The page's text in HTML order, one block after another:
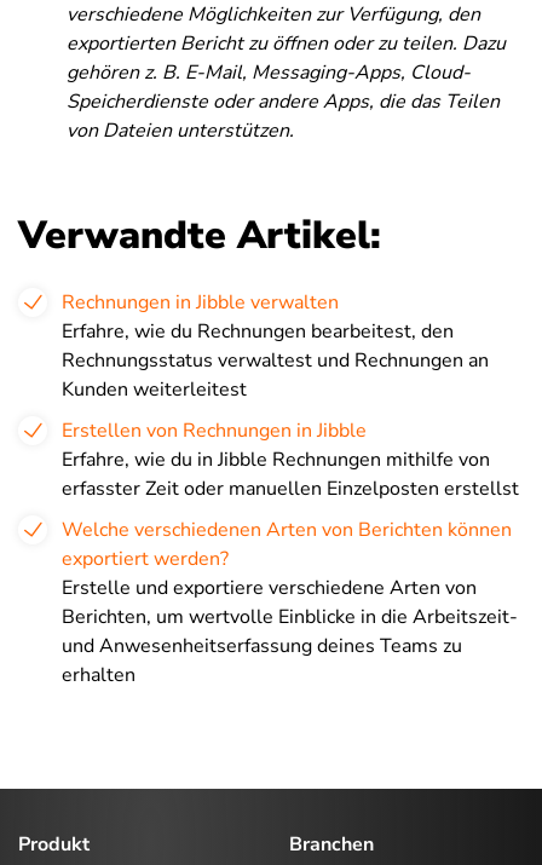
verschiedene Möglichkeiten zur Verfügung, den
exportierten Bericht zu öffnen oder zu teilen. Dazu
gehören z. B. E-Mail, Messaging-Apps, Cloud-
Speicherdienste oder andere Apps, die das Teilen
von Dateien unterstützen.
Verwandte Artikel:
Rechnungen in Jibble verwalten
Erfahre, wie du Rechnungen bearbeitest, den
Rechnungsstatus verwaltest und Rechnungen an
Kunden weiterleitest
Erstellen von Rechnungen in Jibble
Erfahre, wie du in Jibble Rechnungen mithilfe von
erfasster Zeit oder manuellen Einzelposten erstellst
Welche verschiedenen Arten von Berichten können
exportiert werden?
Erstelle und exportiere verschiedene Arten von
Berichten, um wertvolle Einblicke in die Arbeitszeit-
und Anwesenheitserfassung deines Teams zu
erhalten
Produkt
Branchen